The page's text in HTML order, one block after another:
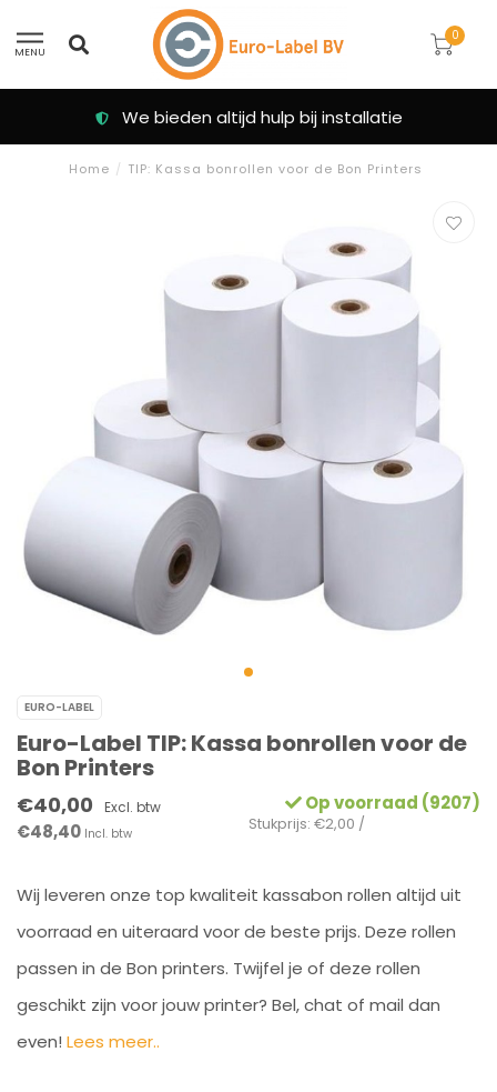
MENU
0
We bieden altijd hulp bij installatie
Home / TIP: Kassa bonrollen voor de Bon Printers
EURO-LABEL
Euro-Label TIP: Kassa bonrollen voor de
Bon Printers
€40,00 Excl. btw
€48,40 Incl. btw
Op voorraad (9207)
Stukprijs: €2,00 /
Wij leveren onze top kwaliteit kassabon rollen altijd uit
voorraad en uiteraard voor de beste prijs. Deze rollen
passen in de Bon printers. Twijfel je of deze rollen
geschikt zijn voor jouw printer? Bel, chat of mail dan
even! Lees meer..